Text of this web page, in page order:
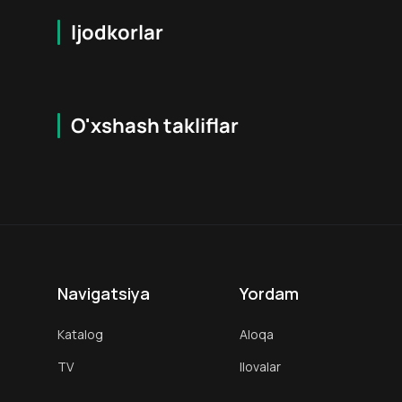
Ijodkorlar
O'xshash takliflar
Navigatsiya
Katalog
TV
Yordam
Aloqa
Ilovalar